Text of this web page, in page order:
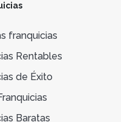
franquicias
Rentables
de Éxito
Baratas